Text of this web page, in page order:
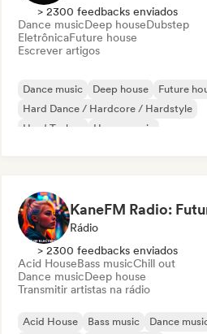
> 2300 feedbacks enviados
Dance musicDeep houseDubstep
EletrônicaFuture house
Escrever artigos
Dance music Deep house
Future
Hard Dance / Hardcore / Hardstyle
Hard Techno
House music
Rádio
> 2300 feedbacks enviados
Acid HouseBass musicChill out
Dance musicDeep house
Transmitir artistas na rádio
Acid House Bass music Dance